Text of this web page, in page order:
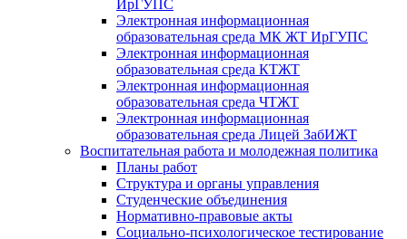
ИрГУПС
Электронная информационная
образовательная среда МК ЖТ ИрГУПС
Электронная информационная
образовательная среда КТЖТ
Электронная информационная
образовательная среда ЧТЖТ
Электронная информационная
образовательная среда Лицей ЗабИЖТ
Воспитательная работа и молодежная политика
Планы работ
Структура и органы управления
Студенческие объединения
Нормативно-правовые акты
Социально-психологическое тестирование